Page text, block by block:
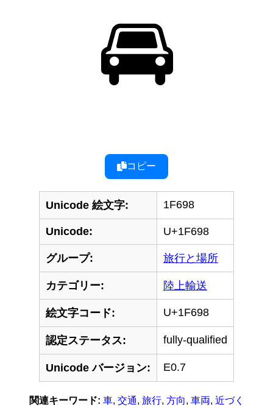
🚘
コピー
Unicode 絵文字: 1F698
Unicode: U+1F698
グループ: 旅行と場所
カテゴリー: 陸上輸送
絵文字コード: U+1F698
認定ステータス: fully-qualified
Unicode バージョン: E0.7
関連キーワード: 車, 交通, 旅行, 方向, 車両, 近づく